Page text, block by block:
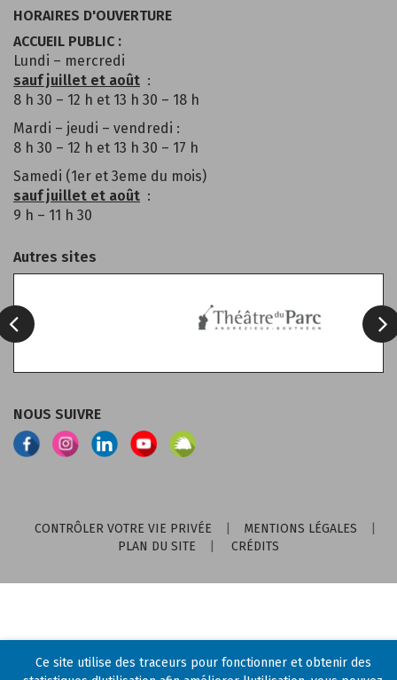
Ce site utilise des traceurs pour fonctionner et obtenir des
HORAIRES D'OUVERTURE
ACCUEIL PUBLIC :
Lundi – mercredi
sauf juillet et août :
8 h 30 – 12 h et 13 h 30 – 18 h
Mardi – jeudi – vendredi :
8 h 30 – 12 h et 13 h 30 – 17 h
Samedi (1er et 3eme du mois)
sauf juillet et août :
9 h – 11 h 30
Autres sites
NOUS SUIVRE
Lien
vers
Facebook
Lien
vers
Instagram
Lien
vers
Lien
vers
Youtube
Lien
CONTRÔLER VOTRE VIE PRIVÉE
MENTIONS LÉGALES
PLAN DU SITE
CRÉDITS